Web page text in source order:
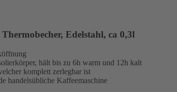
Edelstahl, ca 0,3l
hält bis zu 6h warm und 12h kalt
komplett zerlegbar ist
handelsübliche Kaffeemaschine